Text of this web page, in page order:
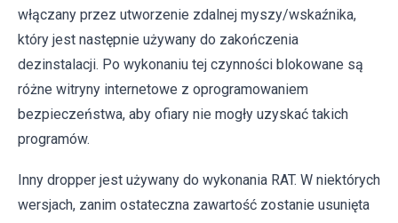
włączany przez utworzenie zdalnej myszy/wskaźnika,
który jest następnie używany do zakończenia
dezinstalacji. Po wykonaniu tej czynności blokowane są
różne witryny internetowe z oprogramowaniem
bezpieczeństwa, aby ofiary nie mogły uzyskać takich
programów.
Inny dropper jest używany do wykonania RAT. W niektórych
wersjach, zanim ostateczna zawartość zostanie usunięta